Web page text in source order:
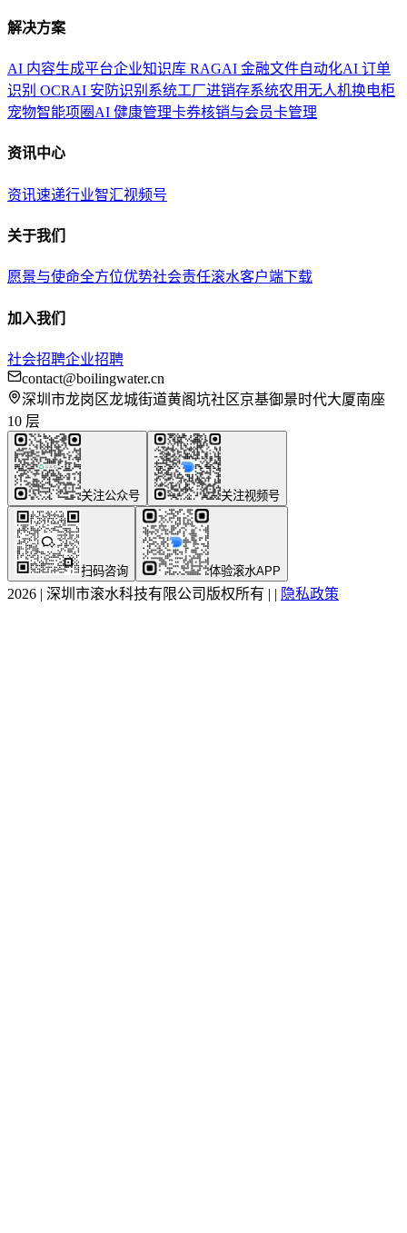
解决方案
AI 内容生成平台企业知识库 RAGAI 金融文件自动化AI 订单
识别 OCRAI 安防识别系统工厂进销存系统农用无人机换电柜
宠物智能项圈 AI 健康管理卡券核销与会员卡管理
资讯中心
资讯速递行业智汇视频号
关于我们
愿景与使命全方位优势社会责任滚水客户端下载
加入我们
社会招聘企业招聘
contact@boilingwater.cn
深圳市龙岗区龙城街道黄阁坑社区京基御景时代大厦南座
10 层
关注公众号 关注视频号
扫码咨询 体验滚水APP
2026 | 深圳市滚水科技有限公司版权所有 | | 隐私政策